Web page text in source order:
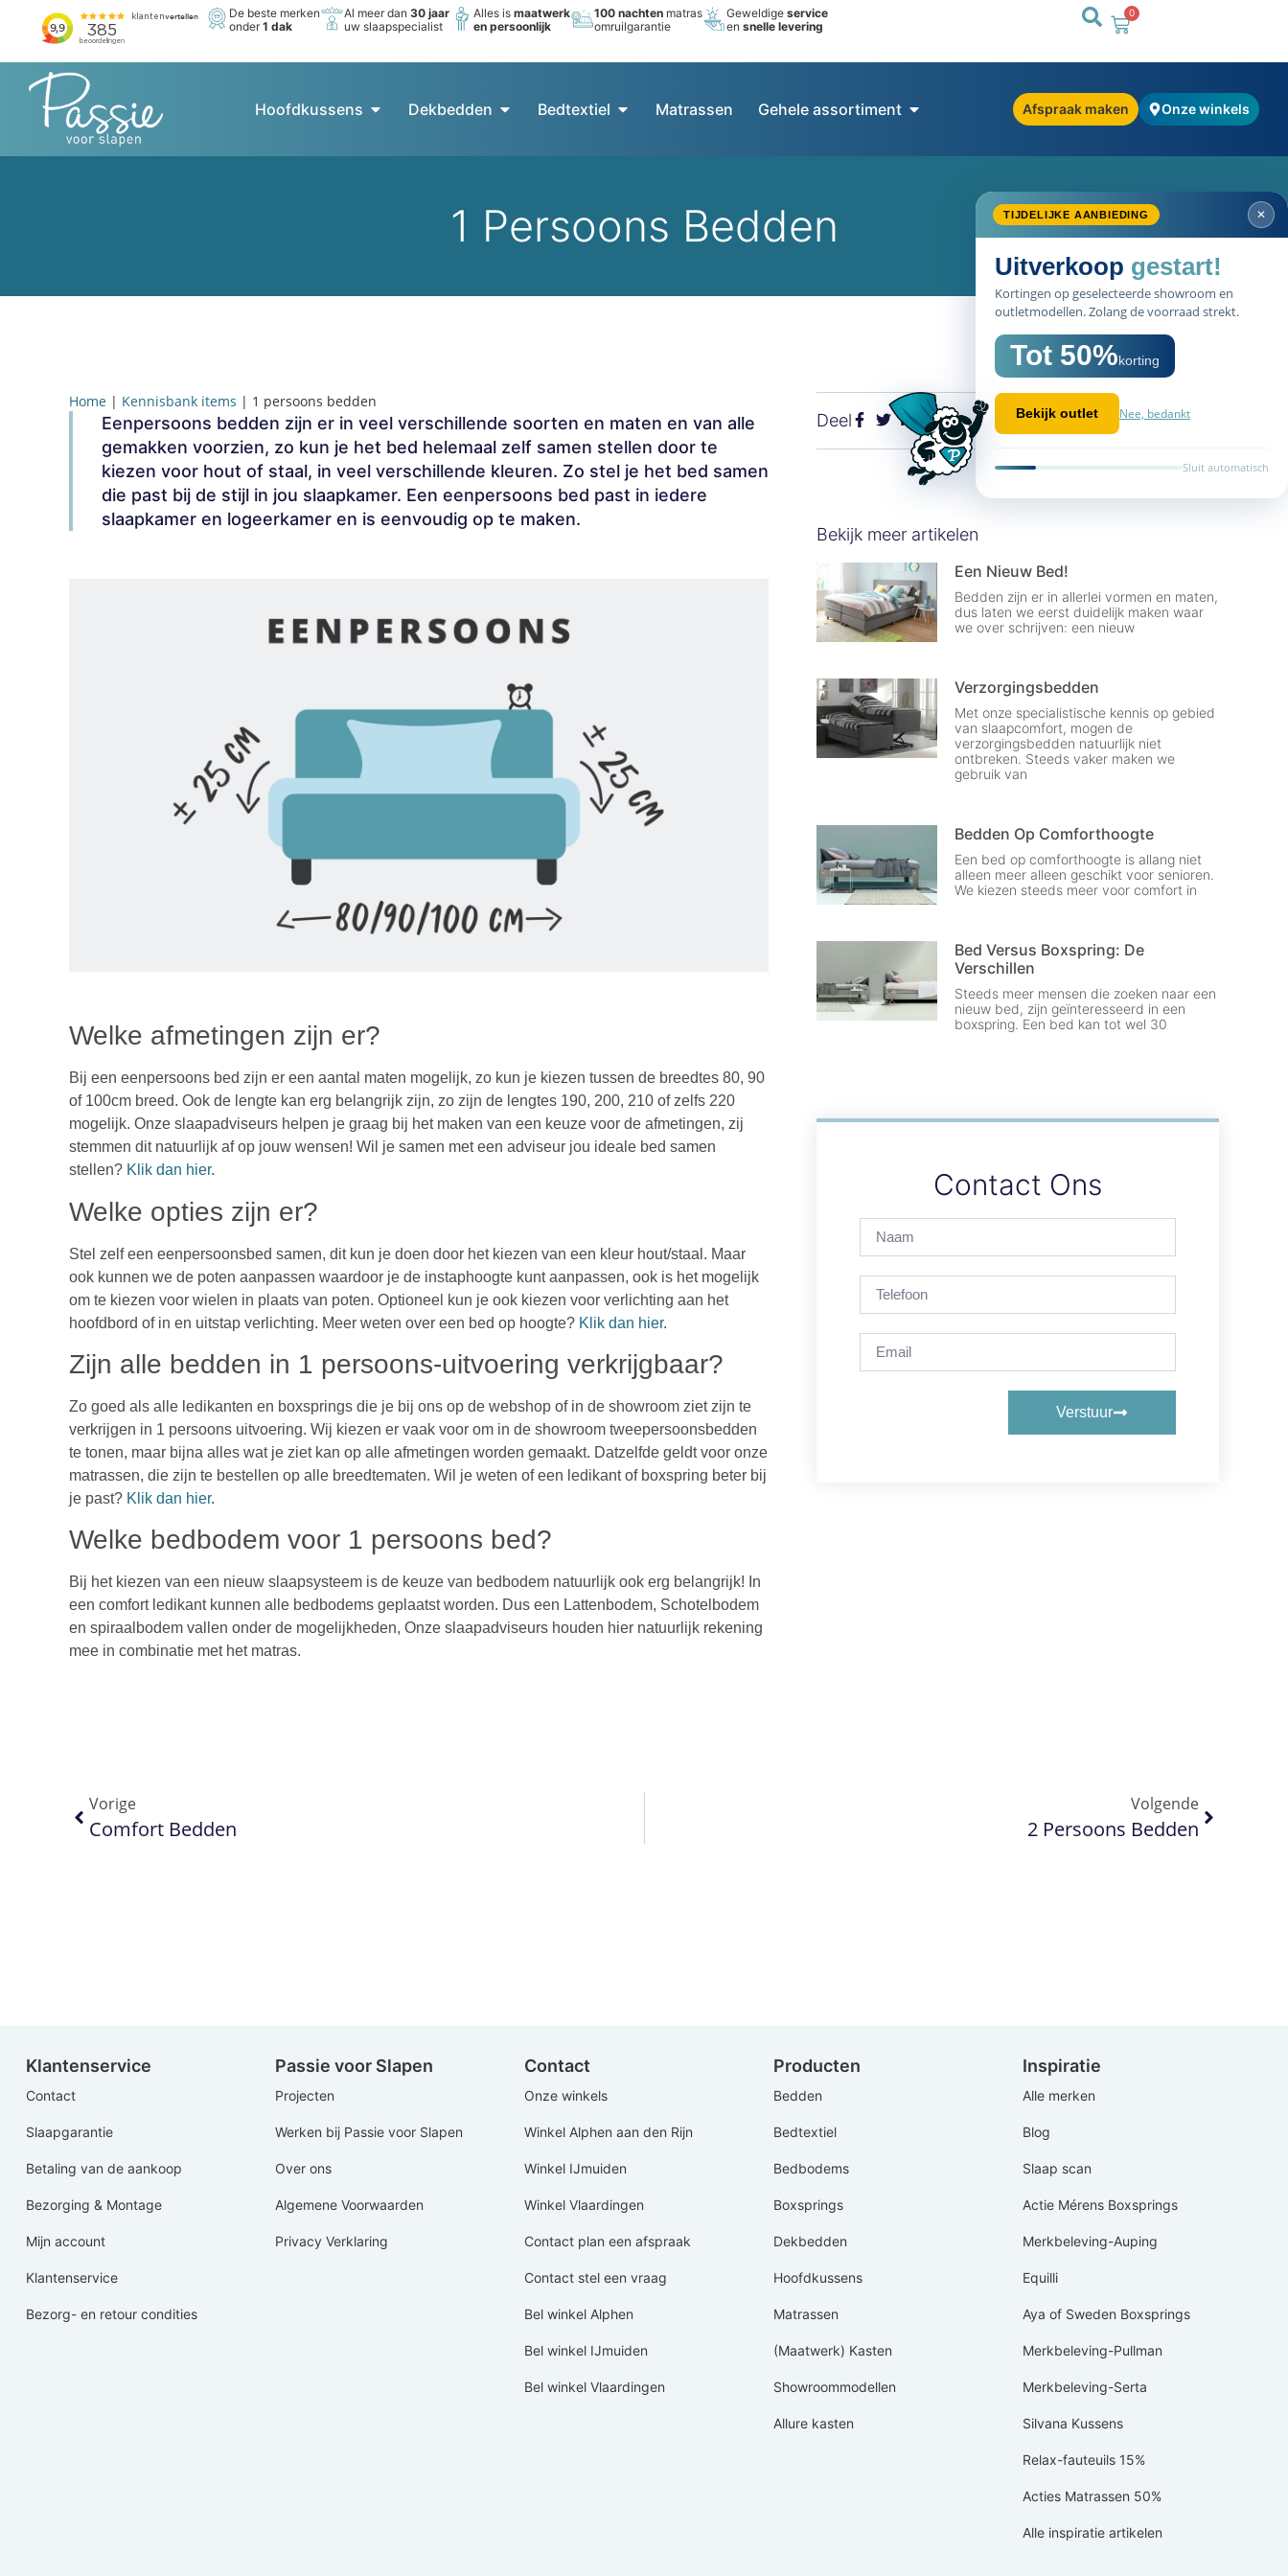
De beste merken
onder1 dak
Al meer dan30 jaar
uw slaapspecialist
Alles ismaatwerk
en persoonlijk
100 nachten matras
omruilgarantie
Geweldigeservice
ensnelle levering
0
Hoofdkussens Dekbedden Bedtextiel Matrassen Gehele assortiment Afspraak maken Onze winkels
TIJDELIJKE AANBIEDING ✕
Uitverkoop gestart!
Kortingen op geselecteerde showroom en
outletmodellen. Zolang de voorraad strekt.
Tot 50%korting
Bekijk outlet Nee, bedankt
Sluit automatisch
1 Persoons Bedden
Home | Kennisbank items | 1 persoons bedden
Eenpersoons bedden zijn er in veel verschillende soorten en maten en van alle
gemakken voorzien, zo kun je het bed helemaal zelf samen stellen door te
kiezen voor hout of staal, in veel verschillende kleuren. Zo stel je het bed samen
die past bij de stijl in jou slaapkamer. Een eenpersoons bed past in iedere
slaapkamer en logeerkamer en is eenvoudig op te maken.
Welke afmetingen zijn er?
Bij een eenpersoons bed zijn er een aantal maten mogelijk, zo kun je kiezen tussen de breedtes 80, 90
of 100cm breed. Ook de lengte kan erg belangrijk zijn, zo zijn de lengtes 190, 200, 210 of zelfs 220
mogelijk. Onze slaapadviseurs helpen je graag bij het maken van een keuze voor de afmetingen, zij
stemmen dit natuurlijk af op jouw wensen! Wil je samen met een adviseur jou ideale bed samen
stellen? Klik dan hier.
Welke opties zijn er?
Stel zelf een eenpersoonsbed samen, dit kun je doen door het kiezen van een kleur hout/staal. Maar
ook kunnen we de poten aanpassen waardoor je de instaphoogte kunt aanpassen, ook is het mogelijk
om te kiezen voor wielen in plaats van poten. Optioneel kun je ook kiezen voor verlichting aan het
hoofdbord of in en uitstap verlichting. Meer weten over een bed op hoogte? Klik dan hier.
Zijn alle bedden in 1 persoons-uitvoering verkrijgbaar?
Zo goed als alle ledikanten en boxsprings die je bij ons op de webshop of in de showroom ziet zijn te
verkrijgen in 1 persoons uitvoering. Wij kiezen er vaak voor om in de showroom tweepersoonsbedden
te tonen, maar bijna alles wat je ziet kan op alle afmetingen worden gemaakt. Datzelfde geldt voor onze
matrassen, die zijn te bestellen op alle breedtematen. Wil je weten of een ledikant of boxspring beter bij
je past? Klik dan hier.
Welke bedbodem voor 1 persoons bed?
Bij het kiezen van een nieuw slaapsysteem is de keuze van bedbodem natuurlijk ook erg belangrijk! In
een comfort ledikant kunnen alle bedbodems geplaatst worden. Dus een Lattenbodem, Schotelbodem
en spiraalbodem vallen onder de mogelijkheden, Onze slaapadviseurs houden hier natuurlijk rekening
mee in combinatie met het matras.
Deel
Bekijk meer artikelen
Een Nieuw Bed!
Bedden zijn er in allerlei vormen en maten,
dus laten we eerst duidelijk maken waar
we over schrijven: een nieuw
Verzorgingsbedden
Met onze specialistische kennis op gebied
van slaapcomfort, mogen de
verzorgingsbedden natuurlijk niet
ontbreken. Steeds vaker maken we
gebruik van
Bedden Op Comforthoogte
Een bed op comforthoogte is allang niet
alleen meer alleen geschikt voor senioren.
We kiezen steeds meer voor comfort in
Bed Versus Boxspring: De
Verschillen
Steeds meer mensen die zoeken naar een
nieuw bed, zijn geïnteresseerd in een
boxspring. Een bed kan tot wel 30
Contact Ons
Verstuur
Vorige
Comfort Bedden
Volgende
2 Persoons Bedden
Klantenservice
Contact
Slaapgarantie
Betaling van de aankoop
Bezorging & Montage
Mijn account
Klantenservice
Bezorg- en retour condities
Passie voor Slapen
Projecten
Werken bij Passie voor Slapen
Over ons
Algemene Voorwaarden
Privacy Verklaring
Contact
Onze winkels
Winkel Alphen aan den Rijn
Winkel IJmuiden
Winkel Vlaardingen
Contact plan een afspraak
Contact stel een vraag
Bel winkel Alphen
Bel winkel IJmuiden
Bel winkel Vlaardingen
Producten
Bedden
Bedtextiel
Bedbodems
Boxsprings
Dekbedden
Hoofdkussens
Matrassen
(Maatwerk) Kasten
Showroommodellen
Allure kasten
Inspiratie
Alle merken
Blog
Slaap scan
Actie Mérens Boxsprings
Merkbeleving-Auping
Equilli
Aya of Sweden Boxsprings
Merkbeleving-Pullman
Merkbeleving-Serta
Silvana Kussens
Relax-fauteuils 15%
Acties Matrassen 50%
Alle inspiratie artikelen